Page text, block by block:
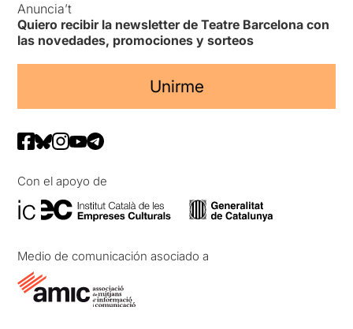
Anuncia’t
Quiero recibir la newsletter de Teatre Barcelona con
las novedades, promociones y sorteos
Unirme
Con el apoyo de
Medio de comunicación asociado a